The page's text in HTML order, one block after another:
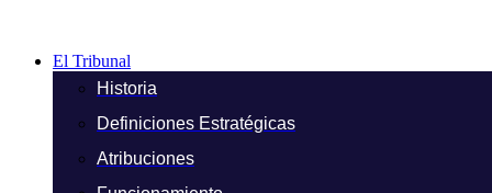
El Tribunal
Historia
Definiciones Estratégicas
Atribuciones